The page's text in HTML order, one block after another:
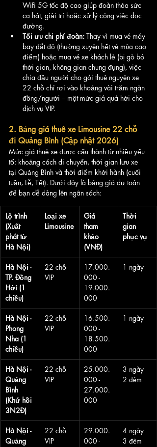
Wifi 5G tốc độ cao giúp đoàn thỏa sức
ca hát, giải trí hoặc xử lý công việc dọc
đường.
Tối ưu chi phí đoàn: Thay vì mua vé máy
bay đắt đỏ (thường xuyên hết vé mùa cao
điểm) hoặc mua vé xe khách lẻ (bị gò bó
thời gian, không gian chung đụng), việc
chia đầu người cho gói thuê nguyên xe
22 chỗ chỉ rơi vào khoảng vài trăm ngàn
đồng/người – một mức giá quá hời cho
dịch vụ VIP.
2. Bảng giá thuê xe Limousine 22 chỗ
đi Quảng Bình (Cập nhật 2026)
Mức giá thuê xe được cấu thành từ nhiều yếu
tố: khoảng cách di chuyển, thời gian lưu xe
tại Quảng Bình và thời điểm khởi hành (cuối
tuần, Lễ, Tết). Dưới đây là bảng giá dự toán
để bạn dễ dàng lên ngân sách:
Lộ trình
(Xuất
phát từ
Hà Nội)
Loại xe
Limousine
Giá
tham
khảo
(VNĐ)
Thời
gian
phục vụ
Hà Nội -
TP. Đồng
Hới (1
chiều)
22 chỗ
VIP
17.000.
000 -
19.000.
000
1 ngày
Hà Nội -
Phong
Nha (1
chiều)
22 chỗ
VIP
16.500.
000 -
18.500.
000
1 ngày
Hà Nội -
Quảng
Bình
(Khứ hồi
3N2Đ)
22 chỗ
VIP
25.000.
000 -
27.000.
000
3 ngày
2 đêm
Hà Nội -
Quảng
22 chỗ
VIP
29.000.
000 -
4 ngày
3 đêm